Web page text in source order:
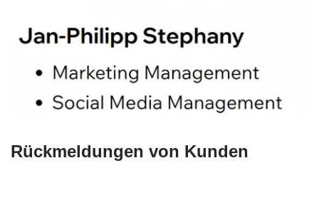
Rückmeldungen von Kunden